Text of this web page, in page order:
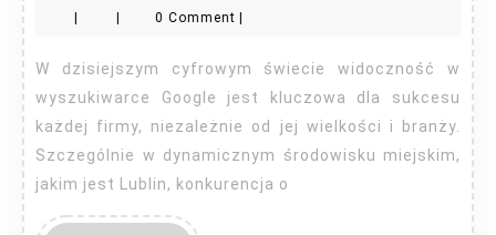
Google
Lublin
| | 0 Comment |
W dzisiejszym cyfrowym świecie widoczność w
wyszukiwarce Google jest kluczowa dla sukcesu
każdej firmy, niezależnie od jej wielkości i branży.
Szczególnie w dynamicznym środowisku miejskim,
jakim jest Lublin, konkurencja o